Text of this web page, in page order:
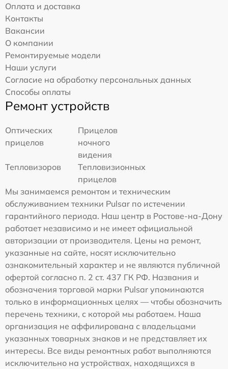
Оплата и доставка
Контакты
Вакансии
О компании
Ремонтируемые модели
Наши услуги
Согласие на обработку персональных данных
Способы оплаты
Ремонт устройств
Оптических
прицелов
Прицелов
ночного
видения
Тепловизоров
Тепловизионных
прицелов
Мы занимаемся ремонтом и техническим
обслуживанием техники Pulsar по истечении
гарантийного периода. Наш центр в Ростове-на-Дону
работает независимо и не имеет официальной
авторизации от производителя. Цены на ремонт,
указанные на сайте, носят исключительно
ознакомительный характер и не являются публичной
офертой согласно п. 2 ст. 437 ГК РФ. Названия и
обозначения торговой марки Pulsar упоминаются
только в информационных целях — чтобы обозначить
перечень техники, с которой мы работаем. Наша
организация не аффилирована с владельцами
указанных товарных знаков и не представляет их
интересы. Все виды ремонтных работ выполняются
исключительно на устройствах, находящихся в